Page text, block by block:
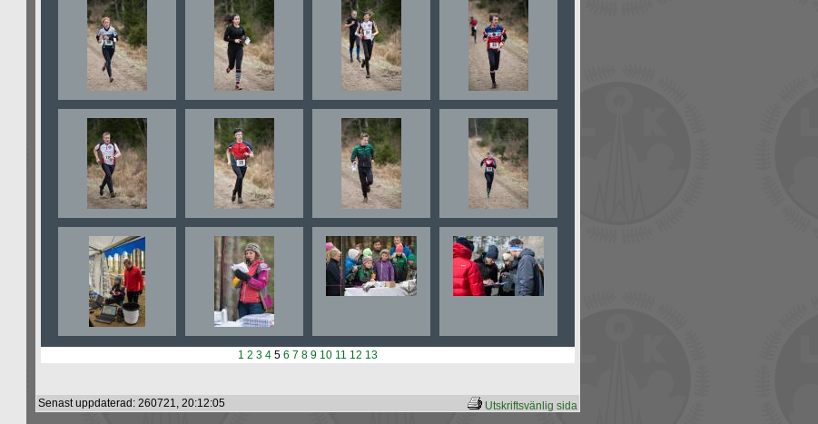
1 2 3 4 5 6 7 8 9 10 11 12 13
Utskriftsvänlig sida
Senast uppdaterad: 260721, 20:12:05